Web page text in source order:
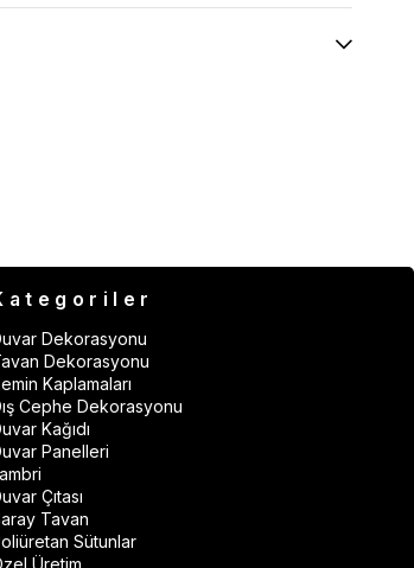
Dekorasyonu
Dekorasyonu
Kaplamaları
Cephe Dekorasyonu
Kağıdı
Panelleri
Çıtası
Tavan
Sütunlar
Üretim